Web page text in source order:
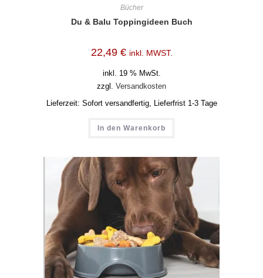
Bücher
Du & Balu Toppingideen Buch
22,49 € inkl. MWST.
inkl. 19 % MwSt.
zzgl. Versandkosten
Lieferzeit: Sofort versandfertig, Lieferfrist 1-3 Tage
In den Warenkorb